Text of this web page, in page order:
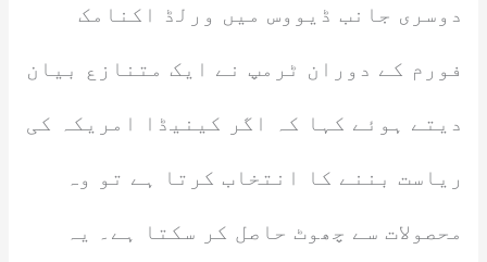
دوسری جانب ڈیووس میں ورلڈ اکنامک
فورم کے دوران ٹرمپ نے ایک متنازع بیان
دیتے ہوئے کہا کہ اگر کینیڈا امریکہ کی
ریاست بننے کا انتخاب کرتا ہے تو وہ
محصولات سے چھوٹ حاصل کر سکتا ہے۔ یہ